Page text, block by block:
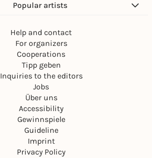
Popular artists
Help and contact
For organizers
Cooperations
Tipp geben
Inquiries to the editors
Jobs
Über uns
Accessibility
Gewinnspiele
Guideline
Imprint
Privacy Policy